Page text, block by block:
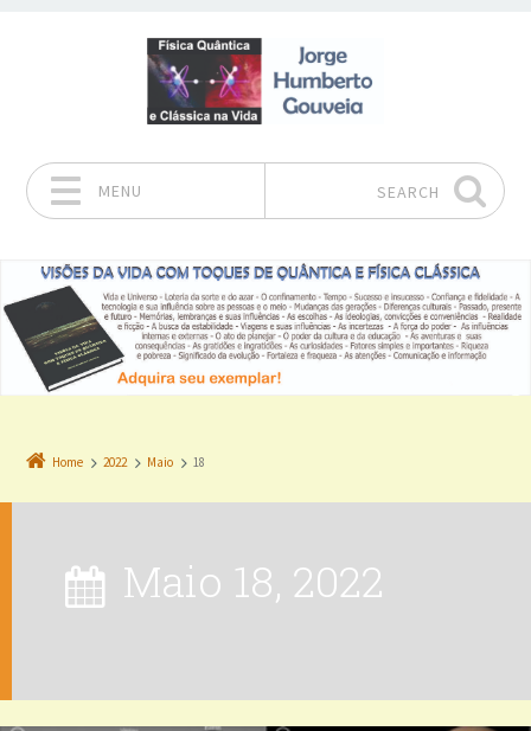
MENU SEARCH
Home 2022 Maio 18
Maio 18, 2022